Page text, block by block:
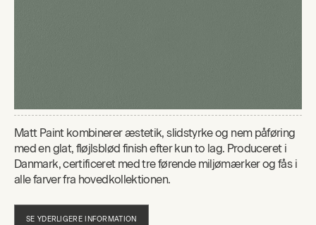
Matt Paint kombinerer æstetik, slidstyrke og nem påføring
med en glat, fløjlsblød finish efter kun to lag. Produceret i
Danmark, certificeret med tre førende miljømærker og fås i
alle farver fra hovedkollektionen.
SE YDERLIGERE INFORMATION